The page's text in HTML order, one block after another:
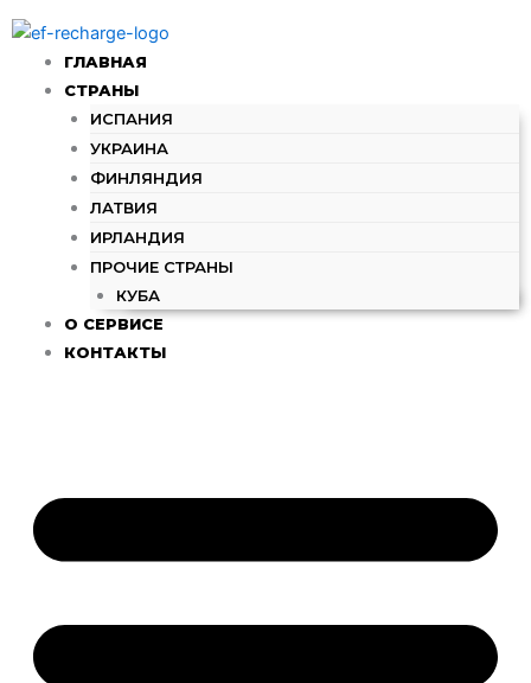
содержимому
ГЛАВНАЯ
СТРАНЫ
ИСПАНИЯ
УКРАИНА
ФИНЛЯНДИЯ
ЛАТВИЯ
ИРЛАНДИЯ
ПРОЧИЕ СТРАНЫ
КУБА
О СЕРВИСЕ
КОНТАКТЫ
товара